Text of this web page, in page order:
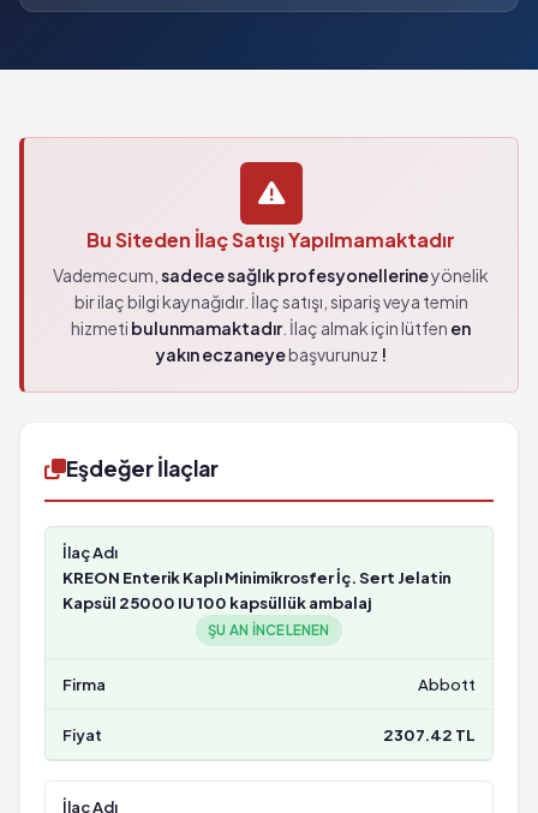
Bu Siteden İlaç Satışı Yapılmamaktadır
Vademecum, sadece sağlık profesyonellerineyönelik
bir ilaç bilgi kaynağıdır. İlaç satışı, sipariş veya temin
hizmeti bulunmamaktadır. İlaç almak için lütfen en
yakın eczaneyebaşvurunuz !
Eşdeğer İlaçlar
KREON Enterik Kaplı Minimikrosfer İç. Sert Jelatin
Kapsül 25000 IU 100 kapsüllük ambalaj
ŞU AN INCELENEN
Abbott
2307.42 TL